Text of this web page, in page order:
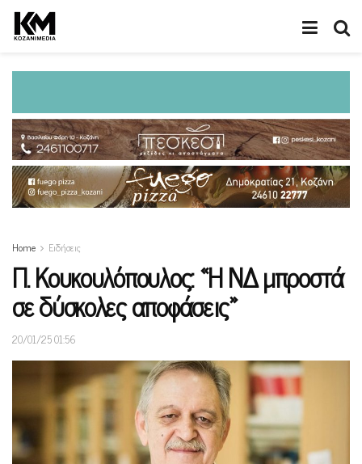
Home Ειδήσεις
Π. Κουκουλόπουλος: «Η ΝΔ μπροστά
σε δύσκολες αποφάσεις»
20/01/25 01:56